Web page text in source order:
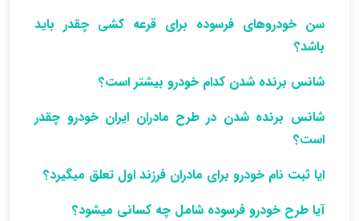
سن خودروهای فرسوده برای قرعه کشی چقدر باید
باشد؟
شانس برنده شدن کدام خودرو بیشتر است؟
شانس برنده شدن در طرح مادران ایران خودرو چقدر
است؟
ایا ثبت نام خودرو برای مادران فرزند اول تعلق میگیرد؟
آیا طرح خودرو فرسوده شامل چه کسانی میشود؟